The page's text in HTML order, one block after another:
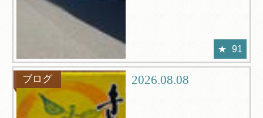
91
ブログ 2026.08.08